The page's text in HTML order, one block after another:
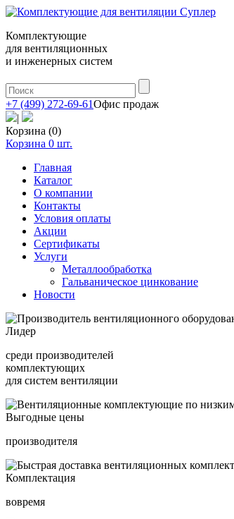
Комплектующие
для вентиляционных
и инженерных систем
+7 (499) 272-69-61Офис продаж
|
Корзина (0)
Корзина 0 шт.
Главная
Каталог
О компании
Контакты
Условия оплаты
Акции
Сертификаты
Услуги
Металлообработка
Гальваническое цинкование
Новости
Лидер
среди производителей
комплектующих
для систем вентиляции
Выгодные цены
производителя
Комплектация
вовремя